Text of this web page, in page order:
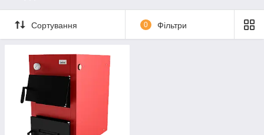
Сортування 0 Фільтри